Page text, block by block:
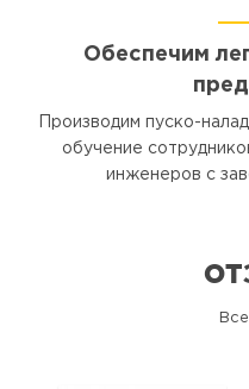
Обеспечим
Производим пуско-
обучение
инженеров с